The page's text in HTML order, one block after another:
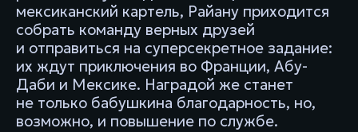
мексиканский картель, Райану приходится
собрать команду верных друзей
и отправиться на суперсекретное задание:
их ждут приключения во Франции, Абу-
Даби и Мексике. Наградой же станет
не только бабушкина благодарность, но,
возможно, и повышение по службе.